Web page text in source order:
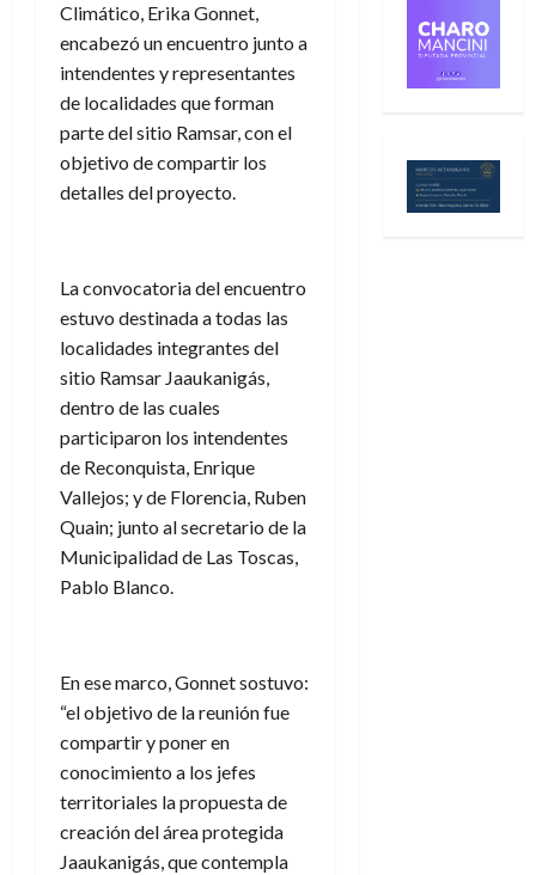
Climático, Erika Gonnet,
encabezó un encuentro junto a
intendentes y representantes
de localidades que forman
parte del sitio Ramsar, con el
objetivo de compartir los
detalles del proyecto.
La convocatoria del encuentro
estuvo destinada a todas las
localidades integrantes del
sitio Ramsar Jaaukanigás,
dentro de las cuales
participaron los intendentes
de Reconquista, Enrique
Vallejos; y de Florencia, Ruben
Quain; junto al secretario de la
Municipalidad de Las Toscas,
Pablo Blanco.
En ese marco, Gonnet sostuvo:
“el objetivo de la reunión fue
compartir y poner en
conocimiento a los jefes
territoriales la propuesta de
creación del área protegida
Jaaukanigás, que contempla